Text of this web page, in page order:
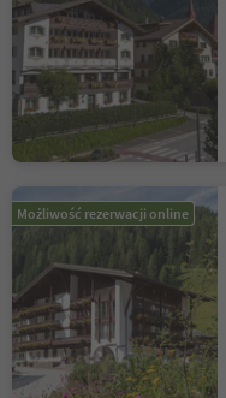
Możliwość rezerwacji online